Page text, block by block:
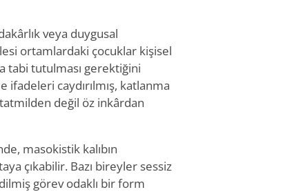
veya duygusal
ortamlardaki çocuklar kişisel
tabi tutulması gerektiğini
caydırılmış, katlanma
değil öz inkârdan
masokistik kalıbın
çıkabilir. Bazı bireyler sessiz
görev odaklı bir form